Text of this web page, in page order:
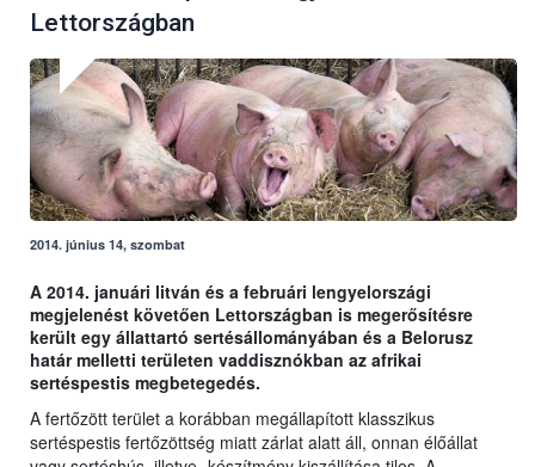
Lettországban
2014. június 14, szombat
A 2014. januári litván és a februári lengyelországi
megjelenést követően Lettországban is megerősítésre
került egy állattartó sertésállományában és a Belorusz
határ melletti területen vaddisznókban az afrikai
sertéspestis megbetegedés.
A fertőzött terület a korábban megállapított klasszikus
sertéspestis fertőzöttség miatt zárlat alatt áll, onnan élőállat